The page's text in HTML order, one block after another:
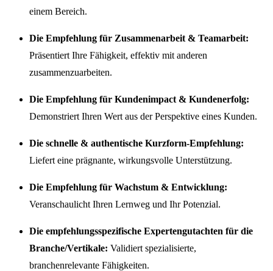
einem Bereich.
Die Empfehlung für Zusammenarbeit & Teamarbeit:
Präsentiert Ihre Fähigkeit, effektiv mit anderen
zusammenzuarbeiten.
Die Empfehlung für Kundenimpact & Kundenerfolg:
Demonstriert Ihren Wert aus der Perspektive eines Kunden.
Die schnelle & authentische Kurzform-Empfehlung:
Liefert eine prägnante, wirkungsvolle Unterstützung.
Die Empfehlung für Wachstum & Entwicklung:
Veranschaulicht Ihren Lernweg und Ihr Potenzial.
Die empfehlungsspezifische Expertengutachten für die
Branche/Vertikale: Validiert spezialisierte,
branchenrelevante Fähigkeiten.